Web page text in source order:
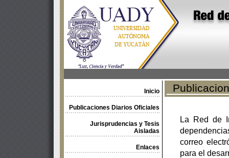
Inicio
Publicaciones Diarios Oficiales
Jurisprudencias y Tesis
Aisladas
Enlaces
La Red de
correo
para el